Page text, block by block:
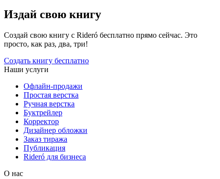
Издай свою книгу
Создай свою книгу с Rideró бесплатно прямо сейчас. Это
просто, как раз, два, три!
Создать книгу бесплатно
Наши услуги
Офлайн-продажи
Простая верстка
Ручная верстка
Буктрейлер
Корректор
Дизайнер обложки
Заказ тиража
Публикация
Rideró для бизнеса
О нас